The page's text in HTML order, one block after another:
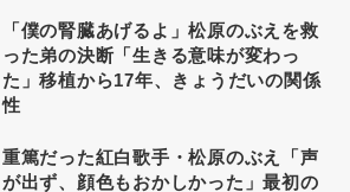
「僕の腎臓あげるよ」松原のぶえを救
った弟の決断「生きる意味が変わっ
た」移植から17年、きょうだいの関係
性
重篤だった紅白歌手・松原のぶえ「声
が出ず、顔色もおかしかった」最初の